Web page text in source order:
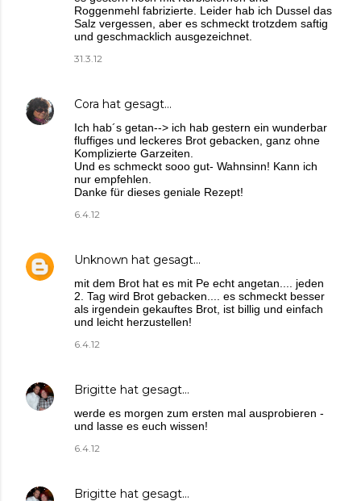
Roggenmehl fabrizierte. Leider hab ich Dussel das
Salz vergessen, aber es schmeckt trotzdem saftig
und geschmacklich ausgezeichnet.
31.3.12
Cora hat gesagt…
Ich hab´s getan--> ich hab gestern ein wunderbar
fluffiges und leckeres Brot gebacken, ganz ohne
Komplizierte Garzeiten.
Und es schmeckt sooo gut- Wahnsinn! Kann ich
nur empfehlen.
Danke für dieses geniale Rezept!
6.4.12
Unknown hat gesagt…
mit dem Brot hat es mit Pe echt angetan.... jeden
2. Tag wird Brot gebacken.... es schmeckt besser
als irgendein gekauftes Brot, ist billig und einfach
und leicht herzustellen!
6.4.12
Brigitte hat gesagt…
werde es morgen zum ersten mal ausprobieren -
und lasse es euch wissen!
6.4.12
Brigitte hat gesagt…